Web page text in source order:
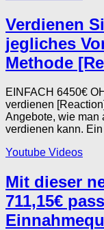
Verdienen
jegliches
Methode
EINFACH 6450€
verdienen
Angebote, wie man
verdienen kann.
Youtube Videos
Mit dieser
711,15€